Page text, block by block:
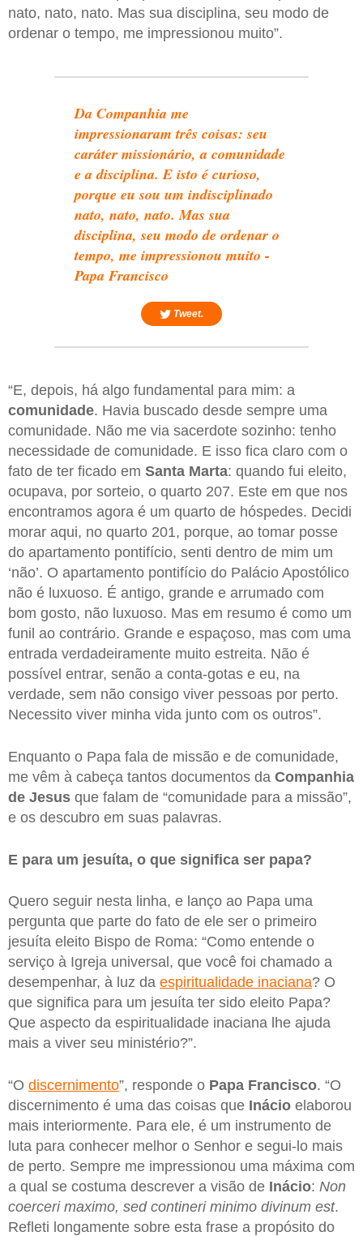
nato, nato, nato. Mas sua disciplina, seu modo de
ordenar o tempo, me impressionou muito”.
Da Companhia me
impressionaram três coisas: seu
caráter missionário, a comunidade
e a disciplina. E isto é curioso,
porque eu sou um indisciplinado
nato, nato, nato. Mas sua
disciplina, seu modo de ordenar o
tempo, me impressionou muito -
Papa Francisco
Tweet.
“E, depois, há algo fundamental para mim: a
comunidade. Havia buscado desde sempre uma
comunidade. Não me via sacerdote sozinho: tenho
necessidade de comunidade. E isso fica claro com o
fato de ter ficado em Santa Marta: quando fui eleito,
ocupava, por sorteio, o quarto 207. Este em que nos
encontramos agora é um quarto de hóspedes. Decidi
morar aqui, no quarto 201, porque, ao tomar posse
do apartamento pontifício, senti dentro de mim um
‘não’. O apartamento pontifício do Palácio Apostólico
não é luxuoso. É antigo, grande e arrumado com
bom gosto, não luxuoso. Mas em resumo é como um
funil ao contrário. Grande e espaçoso, mas com uma
entrada verdadeiramente muito estreita. Não é
possível entrar, senão a conta-gotas e eu, na
verdade, sem não consigo viver pessoas por perto.
Necessito viver minha vida junto com os outros”.
Enquanto o Papa fala de missão e de comunidade,
me vêm à cabeça tantos documentos da Companhia
de Jesus que falam de “comunidade para a missão”,
e os descubro em suas palavras.
E para um jesuíta, o que significa ser papa?
Quero seguir nesta linha, e lanço ao Papa uma
pergunta que parte do fato de ele ser o primeiro
jesuíta eleito Bispo de Roma: “Como entende o
serviço à Igreja universal, que você foi chamado a
desempenhar, à luz da espiritualidade inaciana? O
que significa para um jesuíta ter sido eleito Papa?
Que aspecto da espiritualidade inaciana lhe ajuda
mais a viver seu ministério?”.
“O discernimento”, responde o Papa Francisco. “O
discernimento é uma das coisas que Inácio elaborou
mais interiormente. Para ele, é um instrumento de
luta para conhecer melhor o Senhor e segui-lo mais
de perto. Sempre me impressionou uma máxima com
a qual se costuma descrever a visão de Inácio: Non
coerceri maximo, sed contineri minimo divinum est.
Refleti longamente sobre esta frase a propósito do